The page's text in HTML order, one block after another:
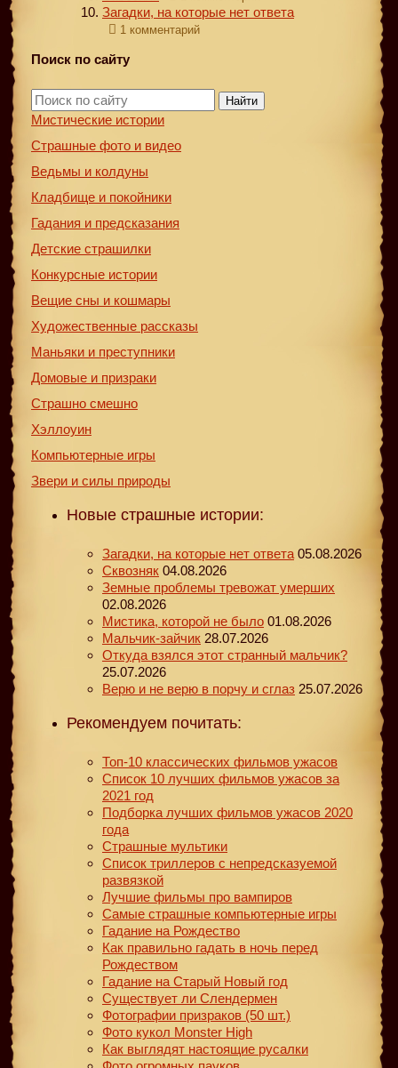
Загадки, на которые нет ответа
1 комментарий
Поиск по сайту
Найти
Мистические истории
Страшные фото и видео
Ведьмы и колдуны
Кладбище и покойники
Гадания и предсказания
Детские страшилки
Конкурсные истории
Вещие сны и кошмары
Художественные рассказы
Маньяки и преступники
Домовые и призраки
Страшно смешно
Хэллоуин
Компьютерные игры
Звери и силы природы
Новые страшные истории:
Загадки, на которые нет ответа 05.08.2026
Сквозняк 04.08.2026
Земные проблемы тревожат умерших
02.08.2026
Мистика, которой не было 01.08.2026
Мальчик-зайчик 28.07.2026
Откуда взялся этот странный мальчик?
25.07.2026
Верю и не верю в порчу и сглаз 25.07.2026
Рекомендуем почитать:
Топ-10 классических фильмов ужасов
Список 10 лучших фильмов ужасов за
2021 год
Подборка лучших фильмов ужасов 2020
года
Страшные мультики
Список триллеров с непредсказуемой
развязкой
Лучшие фильмы про вампиров
Самые страшные компьютерные игры
Гадание на Рождество
Как правильно гадать в ночь перед
Рождеством
Гадание на Старый Новый год
Существует ли Слендермен
Фотографии призраков (50 шт.)
Фото кукол Monster High
Как выглядят настоящие русалки